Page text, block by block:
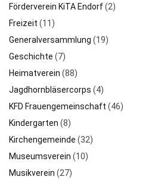
Förderverein KiTA Endorf(2)
Freizeit (11)
Generalversammlung (19)
Geschichte (7)
Heimatverein (88)
Jagdhornbläsercorps (4)
KFD Frauengemeinschaft (46)
Kindergarten (8)
Kirchengemeinde (32)
Museumsverein (10)
Musikverein (27)